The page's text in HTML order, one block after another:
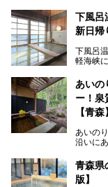
下風呂
新日帰
下風呂
軽海峡
泉ファ
「海峡
年12月
浴場で
無料休
にも利
今回、
底解説
あいの
ー！泉
【青森】
あいの
沿いに
(通称:赤
し、い
う。
青森県
版】